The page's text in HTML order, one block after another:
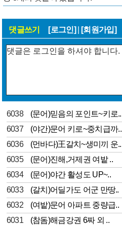
댓글쓰기 [로그인] [회원가입]
6038 (문어)믿음의 포인트~키로..
6037
(야간)문어 키로~중치급까..
6036
(먼바다)王갈치~생미끼 운..
6035
(문어)진해,거제권 여밭 ..
6034
(문어)야간 활성도 UP~..
6033
(갈치)어딜가도 어군 만땅..
6032
(여밭)문어 아파트 중량급..
6031
(참돔)해금강권 6짜 외 ..